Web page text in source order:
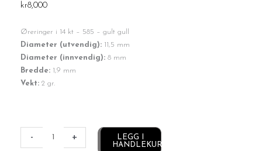
kr8,000
Øreringer i 14 kt – 585 – gult gull
Diameter (utvendig): 11,5 mm
Diameter (innvendig): 8 mm
Bredde: 1,9 mm
Vekt: 2 gr.
-
antall
+
LEGG I
HANDLEKURV